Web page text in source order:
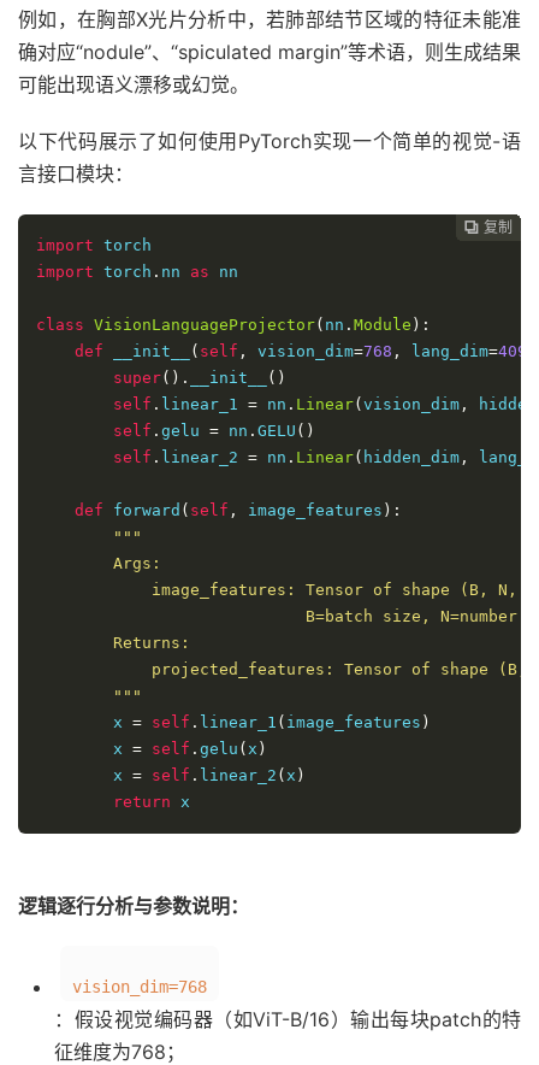
例如，在胸部X光片分析中，若肺部结节区域的特征未能准
确对应“nodule”、“spiculated margin”等术语，则生成结果
可能出现语义漂移或幻觉。
以下代码展示了如何使用PyTorch实现一个简单的视觉-语
言接口模块：
 复制
 复制
 复制
 复制
 复制
 复制
 复制
 复制
 复制
 复制
 复制
 复制
 复制
import
import torch . nn as nn
class VisionLanguageProjector( nn . Module ):
def __init__ ( self , vision_dim=768 , lang_dim=4096
super(). __init__
()
self . linear_1 = nn . Linear( vision_dim ,
self . gelu = nn . GELU ()
self . linear_2 = nn . Linear( hidden_dim ,
def forward ( self , image_features ):
"""
        Args:
image_features: Tensor of shape (B, N,
B=batch size, N=number
        Returns:
projected_features: Tensor of shape (B,
        """
        x
= self . linear_1 ( image_features )
        x
= self . gelu ( x )
        x
= self . linear_2 ( x )
return x
逻辑逐行分析与参数说明：
vision_dim=768
：假设视觉编码器（如ViT-B/16）输出每块patch的特
征维度为768；